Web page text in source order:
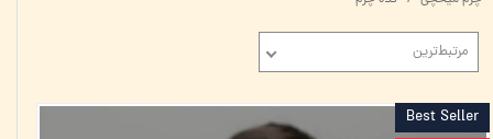
مرتبط‌ترین
Best Seller